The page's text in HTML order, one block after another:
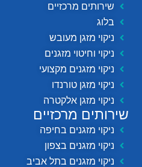
שירותים מרכזיים
בלוג
ניקוי מזגן מעובש
ניקוי וחיטוי מזגנים
ניקוי מזגנים מקצועי
ניקוי מזגן טורנדו
ניקוי מזגן אלקטרה
שירותים מרכזיים
ניקוי מזגנים בחיפה
ניקוי מזגנים בצפון
ניקוי מזגנים בתל אביב